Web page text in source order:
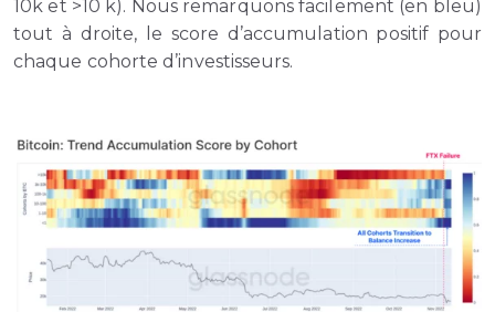
10k et >10 k). Nous remarquons facilement (en bleu)
tout à droite, le score d’accumulation positif pour
chaque cohorte d’investisseurs.